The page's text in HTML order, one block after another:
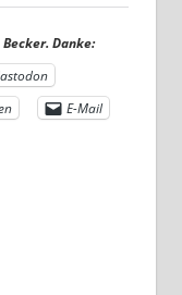
Danke:
E-Mail